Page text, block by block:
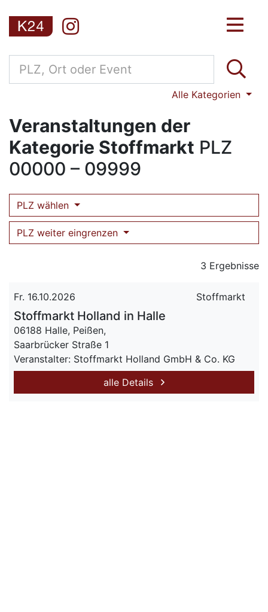
Alle Kategorien
Veranstaltungen der
Kategorie Stoffmarkt PLZ
00000 – 09999
PLZ wählen
PLZ weiter eingrenzen
3 Ergebnisse
Fr. 16.10.2026 Stoffmarkt
Stoffmarkt Holland in Halle
06188 Halle, Peißen,
Saarbrücker Straße 1
Veranstalter: Stoffmarkt Holland GmbH & Co. KG
alle Details